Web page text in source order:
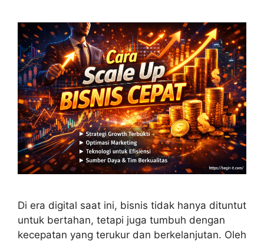
Di era digital saat ini, bisnis tidak hanya dituntut
untuk bertahan, tetapi juga tumbuh dengan
kecepatan yang terukur dan berkelanjutan. Oleh